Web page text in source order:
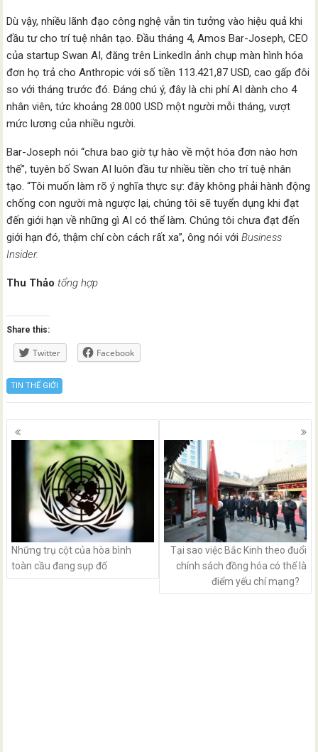
Dù vậy, nhiều lãnh đạo công nghệ vẫn tin tưởng vào hiệu quả khi
đầu tư cho trí tuệ nhân tạo. Đầu tháng 4, Amos Bar-Joseph, CEO
của startup Swan AI, đăng trên LinkedIn ảnh chụp màn hình hóa
đơn họ trả cho Anthropic với số tiền 113.421,87 USD, cao gấp đôi
so với tháng trước đó. Đáng chú ý, đây là chi phí AI dành cho 4
nhân viên, tức khoảng 28.000 USD một người mỗi tháng, vượt
mức lương của nhiều người.
Bar-Joseph nói “chưa bao giờ tự hào về một hóa đơn nào hơn
thế”, tuyên bố Swan AI luôn đầu tư nhiều tiền cho trí tuệ nhân
tạo. “Tôi muốn làm rõ ý nghĩa thực sự: đây không phải hành động
chống con người mà ngược lại, chúng tôi sẽ tuyển dụng khi đạt
đến giới hạn về những gì AI có thể làm. Chúng tôi chưa đạt đến
giới hạn đó, thậm chí còn cách rất xa”, ông nói vớiBusiness
Insider.
Thu Thảo tổng hợp
Share this:
Twitter Facebook
TIN THẾ GIỚI
Posts
navigation
Những trụ cột của hòa bình
toàn cầu đang sụp đổ
Tại sao việc Bắc Kinh theo đuổi
chính sách đồng hóa có thể là
điểm yếu chí mạng?